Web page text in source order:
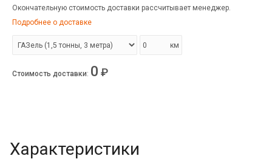
Окончательную стоимость доставки рассчитывает менеджер.
Подробнее о доставке
км
Стоимость доставки: 0 ₽
Характеристики